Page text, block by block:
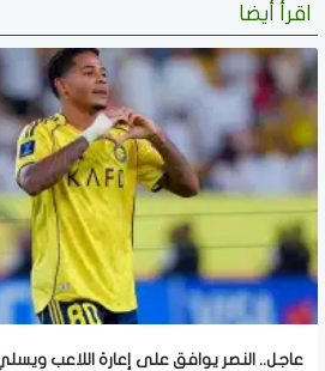
اقرأ أيضا
عاجل.. النصر يوافق على إعارة اللاعب